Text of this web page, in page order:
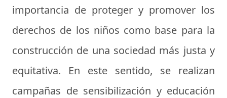
importancia de proteger y promover los
derechos de los niños como base para la
construcción de una sociedad más justa y
equitativa. En este sentido, se realizan
campañas de sensibilización y educación